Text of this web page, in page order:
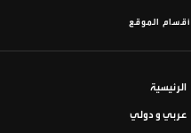
أقسام الموقع
الرئيسية
عربي و دولي